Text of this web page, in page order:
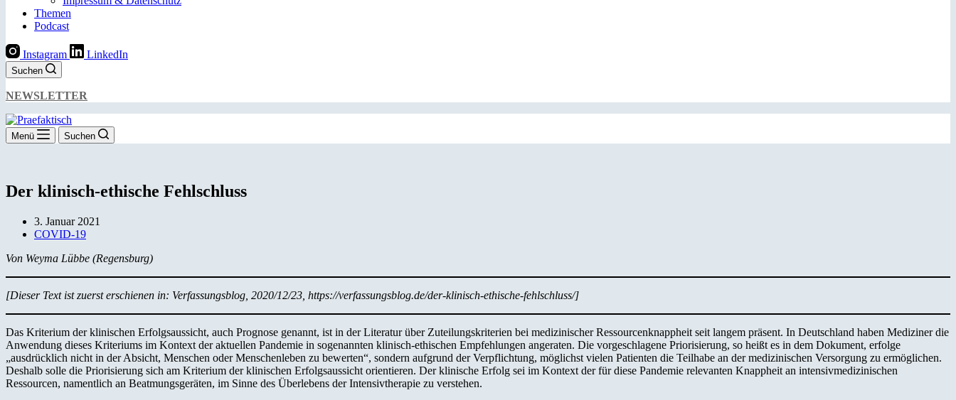
Themen
Podcast
Instagram LinkedIn
Suchen
NEWSLETTER
Menü Suchen
Der klinisch-ethische Fehlschluss
3. Januar 2021
COVID-19
Von Weyma Lübbe (Regensburg)
[Dieser Text ist zuerst erschienen in: Verfassungsblog, 2020/12/23, https://verfassungsblog.de/der-klinisch-ethische-fehlschluss/]
Das Kriterium der klinischen Erfolgsaussicht, auch Prognose genannt, ist in der Literatur über Zuteilungskriterien bei medizinischer Ressourcenknappheit seit langem präsent. In Deutschland haben Mediziner die
Anwendung dieses Kriteriums im Kontext der aktuellen Pandemie in sogenannten klinisch-ethischen Empfehlungen angeraten. Die vorgeschlagene Priorisierung, so heißt es in dem Dokument, erfolge
„ausdrücklich nicht in der Absicht, Menschen oder Menschenleben zu bewerten“, sondern aufgrund der Verpflichtung, möglichst vielen Patienten die Teilhabe an der medizinischen Versorgung zu ermöglichen.
Deshalb solle die Priorisierung sich am Kriterium der klinischen Erfolgsaussicht orientieren. Der klinische Erfolg sei im Kontext der für diese Pandemie relevanten Knappheit an intensivmedizinischen
Ressourcen, namentlich an Beatmungsgeräten, im Sinne des Überlebens der Intensivtherapie zu verstehen.